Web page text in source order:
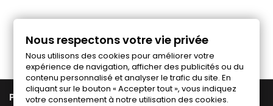
Follow us on Facebook
PRODUCTS
Nous respectons votre vie privée
Nous utilisons des cookies pour améliorer votre
expérience de navigation, afficher des publicités ou du
contenu personnalisé et analyser le trafic du site. En
cliquant sur le bouton « Accepter tout », vous indiquez
votre consentement à notre utilisation des cookies.